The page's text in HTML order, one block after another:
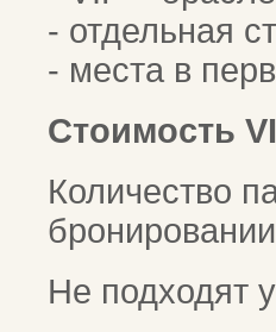
- отдельная
- места в
Стоимость
Количество
Не подходят